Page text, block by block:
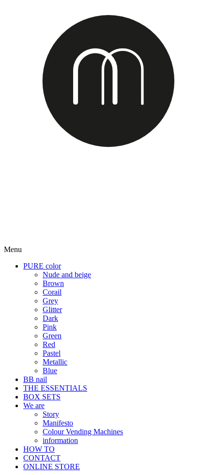
Menu
PURE color
Nude and beige
Brown
Corail
Grey
Glitter
Dark
Pink
Green
Red
Pastel
Metallic
Blue
BB nail
THE ESSENTIALS
BOX SETS
We are
Story
Manifesto
Colour Vending Machines
information
HOW TO
CONTACT
ONLINE STORE